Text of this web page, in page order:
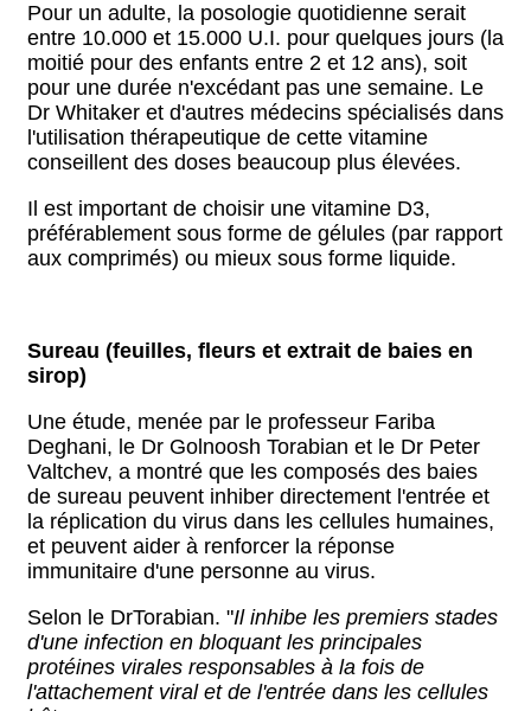
Pour un adulte, la posologie quotidienne serait
entre 10.000 et 15.000 U.I. pour quelques jours (la
moitié pour des enfants entre 2 et 12 ans), soit
pour une durée n'excédant pas une semaine. Le
Dr Whitaker et d'autres médecins spécialisés dans
l'utilisation thérapeutique de cette vitamine
conseillent des doses beaucoup plus élevées.
Il est important de choisir une vitamine D3,
préférablement sous forme de gélules (par rapport
aux comprimés) ou mieux sous forme liquide.
Sureau (feuilles, fleurs et extrait de baies en
sirop)
Une étude, menée par le professeur Fariba
Deghani, le Dr Golnoosh Torabian et le Dr Peter
Valtchev, a montré que les composés des baies
de sureau peuvent inhiber directement l'entrée et
la réplication du virus dans les cellules humaines,
et peuvent aider à renforcer la réponse
immunitaire d'une personne au virus.
Selon le DrTorabian. "Il inhibe les premiers stades
d'une infection en bloquant les principales
protéines virales responsables à la fois de
l'attachement viral et de l'entrée dans les cellules